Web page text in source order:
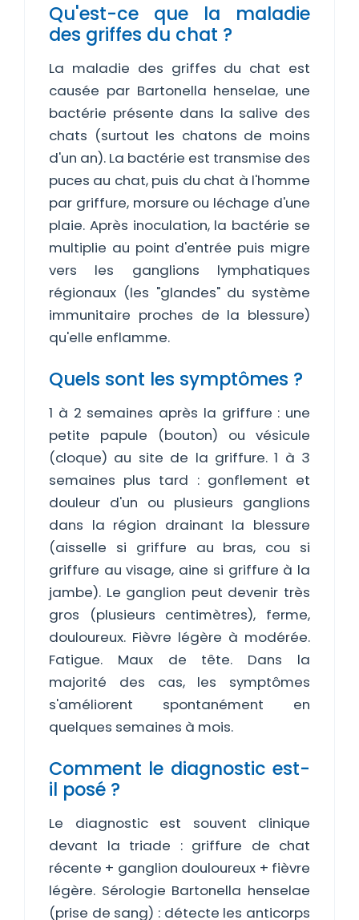
Qu'est-ce que la maladie
des griffes du chat ?
La maladie des griffes du chat est
causée par Bartonella henselae, une
bactérie présente dans la salive des
chats (surtout les chatons de moins
d'un an). La bactérie est transmise des
puces au chat, puis du chat à l'homme
par griffure, morsure ou léchage d'une
plaie. Après inoculation, la bactérie se
multiplie au point d'entrée puis migre
vers les ganglions lymphatiques
régionaux (les "glandes" du système
immunitaire proches de la blessure)
qu'elle enflamme.
Quels sont les symptômes ?
1 à 2 semaines après la griffure : une
petite papule (bouton) ou vésicule
(cloque) au site de la griffure. 1 à 3
semaines plus tard : gonflement et
douleur d'un ou plusieurs ganglions
dans la région drainant la blessure
(aisselle si griffure au bras, cou si
griffure au visage, aine si griffure à la
jambe). Le ganglion peut devenir très
gros (plusieurs centimètres), ferme,
douloureux. Fièvre légère à modérée.
Fatigue. Maux de tête. Dans la
majorité des cas, les symptômes
s'améliorent spontanément en
quelques semaines à mois.
Comment le diagnostic est-
il posé ?
Le diagnostic est souvent clinique
devant la triade : griffure de chat
récente + ganglion douloureux + fièvre
légère. Sérologie Bartonella henselae
(prise de sang) : détecte les anticorps